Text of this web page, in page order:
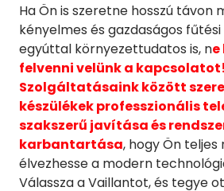
Ha Ön is szeretne hosszú távon
kényelmes és gazdaságos
egyúttal környezettudatos is, n
felvenni velünk a kapcsolatot!
Szolgáltatásaink között
készülékek professzionális
szakszerű javítása és
karbantartása, hogy Ön
élvezhesse a modern
Válassza a Vaillantot, és tegye